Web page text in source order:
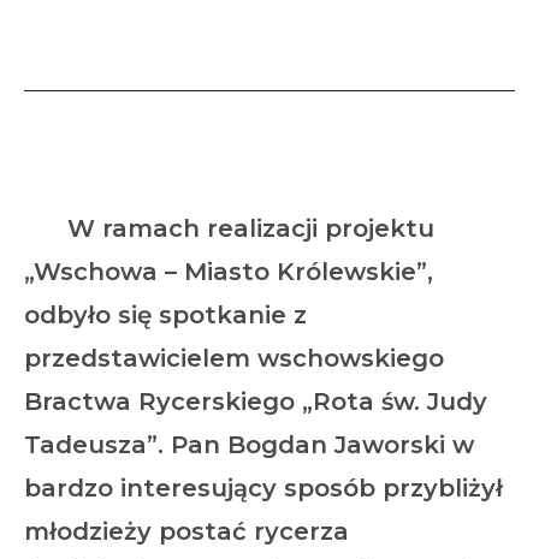
W ramach realizacji projektu
„Wschowa – Miasto Królewskie”,
odbyło się spotkanie z
przedstawicielem wschowskiego
Bractwa Rycerskiego „Rota św. Judy
Tadeusza”. Pan Bogdan Jaworski w
bardzo interesujący sposób przybliżył
młodzieży postać rycerza